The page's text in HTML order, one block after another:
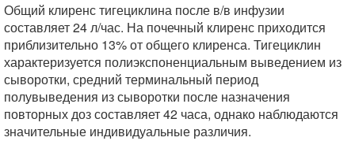
Общий клиренс тигециклина после в/в инфузии
составляет 24 л/час. На почечный клиренс приходится
приблизительно 13% от общего клиренса. Тигециклин
характеризуется полиэкспоненциальным выведением из
сыворотки, средний терминальный период
полувыведения из сыворотки после назначения
повторных доз составляет 42 часа, однако наблюдаются
значительные индивидуальные различия.